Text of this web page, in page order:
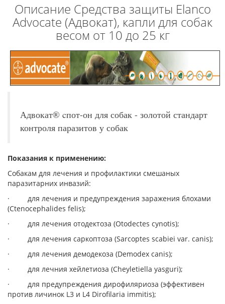
Описание Средства защиты Elanco
Advocate (Адвокат), капли для собак
весом от 10 до 25 кг
Адвокат® cпот-он для собак - золотой стандарт
контроля паразитов у собак
Показания к применению:
Собакам для лечения и профилактики смешаных
паразитарних инвазий:
· для лечения и предупреждения заражения блохами
(Ctenocephalides felis);
· для лечения отодектоза (Otodectes cynotis);
· для лечения саркоптоза (Sarcoptes scabiei var. canis);
· для лечения демодекоза (Demodex canis);
· для лечния хейлетиоза (Cheyletiella yasguri);
· для предупреждения дирофиляриоза (эффективен
против личинок L3 и L4 Dirofilaria immitis);